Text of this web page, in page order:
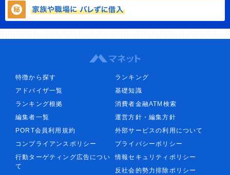
特徴から探す
ランキング
アドバイザ一覧
基礎知識
ランキング根拠
消費者金融ATM検索
編集者一覧
運営方針・編集方針
PORT会員利用規約
外部サービスの利用について
コンプライアンスポリシー
プライバシーポリシー
行動ターゲティング広告につい
て
情報セキュリティポリシー
反社会的勢力排除ポリシー